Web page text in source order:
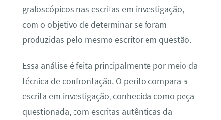
grafoscópicos nas escritas em investigação,
com o objetivo de determinar se foram
produzidas pelo mesmo escritor em questão.
Essa análise é feita principalmente por meio da
técnica de confrontação. O perito compara a
escrita em investigação, conhecida como peça
questionada, com escritas autênticas da